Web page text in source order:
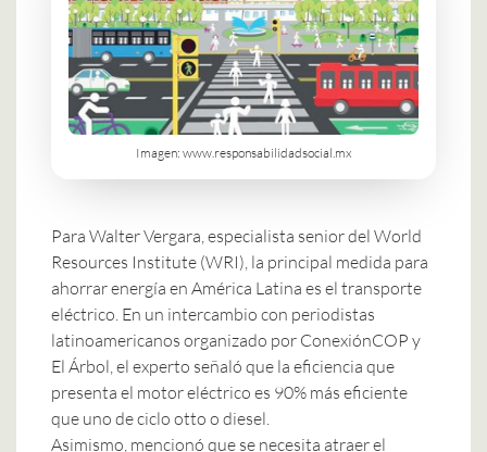
Imagen: www.responsabilidadsocial.mx
Para Walter Vergara, especialista senior del World
Resources Institute (WRI), la principal medida para
ahorrar energía en América Latina es el transporte
eléctrico. En un intercambio con periodistas
latinoamericanos organizado por ConexiónCOP y
El Árbol, el experto señaló que la eficiencia que
presenta el motor eléctrico es 90% más eficiente
que uno de ciclo otto o diesel.
Asimismo, mencionó que se necesita atraer el